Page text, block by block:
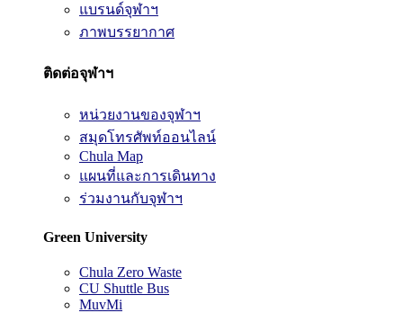
แบรนด์จุฬาฯ
ภาพบรรยากาศ
ติดต่อจุฬาฯ
หน่วยงานของจุฬาฯ
สมุดโทรศัพท์ออนไลน์
Chula Map
แผนที่และการเดินทาง
ร่วมงานกับจุฬาฯ
Green University
Chula Zero Waste
CU Shuttle Bus
MuvMi